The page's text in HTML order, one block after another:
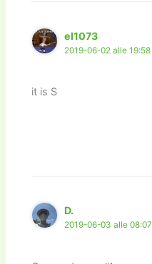
el1073
2019-06-02 alle 19:58
it is S
D.
2019-06-03 alle 08:07